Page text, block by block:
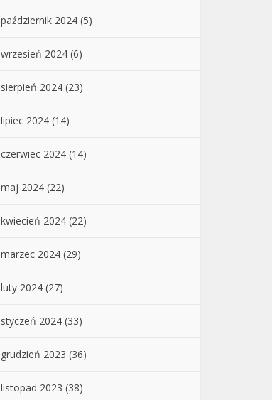
październik 2024 (5)
wrzesień 2024 (6)
sierpień 2024 (23)
lipiec 2024 (14)
czerwiec 2024 (14)
maj 2024 (22)
kwiecień 2024 (22)
marzec 2024 (29)
luty 2024 (27)
styczeń 2024 (33)
grudzień 2023 (36)
listopad 2023 (38)